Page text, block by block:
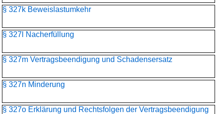
§ 327k Beweislastumkehr
§ 327l Nacherfüllung
§ 327m Vertragsbeendigung und Schadensersatz
§ 327n Minderung
§ 327o Erklärung und Rechtsfolgen der Vertragsbeendigung